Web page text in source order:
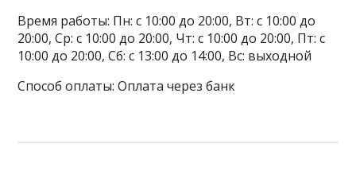
Время работы: Пн: с 10:00 до 20:00, Вт: с 10:00 до
20:00, Ср: с 10:00 до 20:00, Чт: с 10:00 до 20:00, Пт: с
10:00 до 20:00, Сб: с 13:00 до 14:00, Вс: выходной
Способ оплаты: Оплата через банк